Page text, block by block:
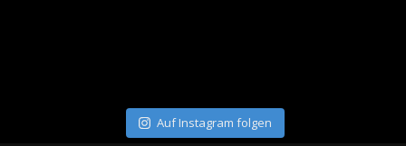
Auf Instagram folgen